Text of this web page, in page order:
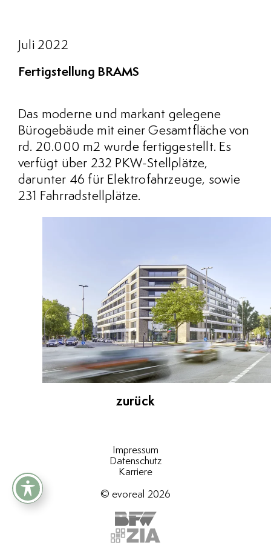
Juli 2022
Fertigstellung BRAMS
Das moderne und markant gelegene
Bürogebäude mit einer Gesamtfläche von
rd. 20.000 m2 wurde fertiggestellt. Es
verfügt über 232 PKW-Stellplätze,
darunter 46 für Elektrofahrzeuge, sowie
231 Fahrradstellplätze.
zurück
Impressum
Datenschutz
Karriere
© evoreal 2026